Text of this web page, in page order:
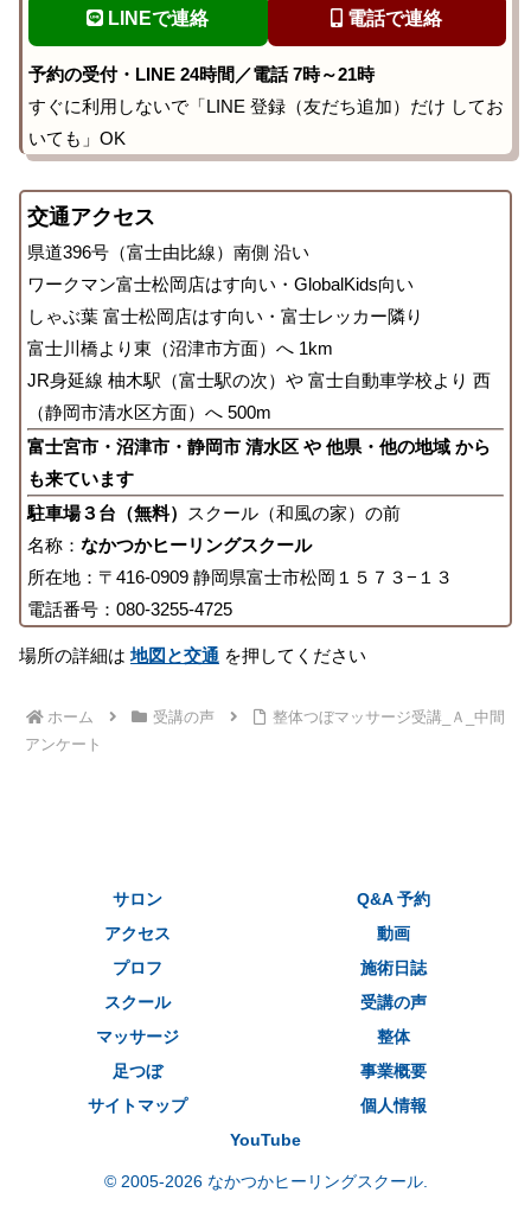
LINEで連絡 電話で連絡
予約の受付・LINE 24時間／電話 7時～21時
すぐに利用しないで「LINE 登録（友だち追加）だけ してお
いても」OK
交通アクセス
県道396号（富士由比線）南側 沿い
ワークマン富士松岡店はす向い・GlobalKids向い
しゃぶ葉 富士松岡店はす向い・富士レッカー隣り
富士川橋より東（沼津市方面）へ 1km
JR身延線 柚木駅（富士駅の次）や 富士自動車学校より 西
（静岡市清水区方面）へ 500m
富士宮市・沼津市・静岡市 清水区 や 他県・他の地域 から
も来ています
駐車場３台（無料）
スクール（和風の家）の前
名称： なかつかヒーリングスクール
所在地：〒416-0909 静岡県富士市松岡１５７３−１３
電話番号：080-3255-4725
場所の詳細は地図と交通 を押してください
ホーム 受講の声
整体つぼマッサージ受講_Ａ_中間
アンケート
サロン
Q&A 予約
アクセス
動画
プロフ
施術日誌
スクール
受講の声
マッサージ
整体
足つぼ
事業概要
サイトマップ
個人情報
YouTube
© 2005-2026 なかつかヒーリングスクール.